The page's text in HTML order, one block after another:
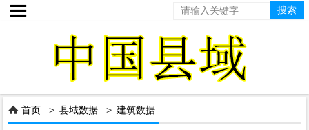

 首页 >县域数据 >建筑数据